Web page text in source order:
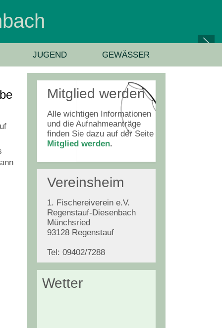
JUGEND GEWÄSSER
Mitglied werden
Alle wichtigen Informationen
und die Aufnahmeanträge
finden Sie dazu auf der Seite
Mitglied werden.
Vereinsheim
1. Fischereiverein e.V.
Regenstauf-Diesenbach
Münchsried
93128 Regenstauf
Tel: 09402/7288
Wetter